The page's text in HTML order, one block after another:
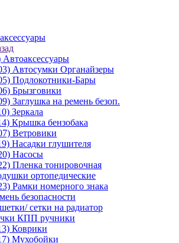
Автоаксессуары
Автосумки Органайзеры
Подлокотники-Бары
Брызговики
Заглушка на ремень безоп.
Зеркала
Крышка бензобака
Ветровики
Насадки глушителя
Насосы
Пленка тонировочная
ортопедические
Рамки номерного знака
безопасности
сетки на радиатор
КПП ручники
Коврики
Мухобойки